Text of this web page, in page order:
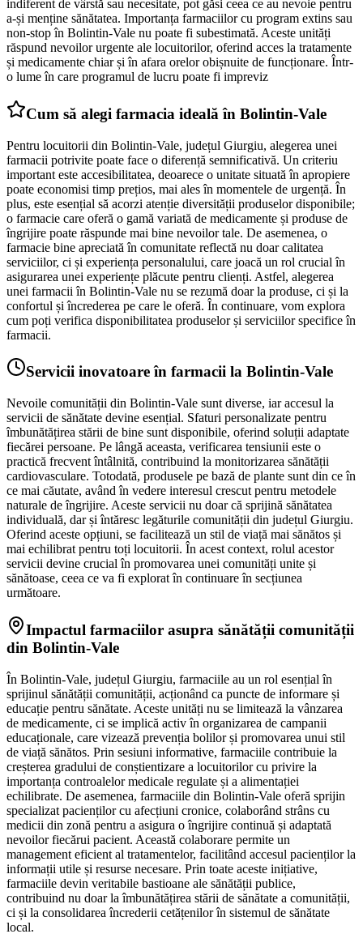
indiferent de vârstă sau necesitate, pot găsi ceea ce au nevoie pentru
a-și menține sănătatea. Importanța farmaciilor cu program extins sau
non-stop în Bolintin-Vale nu poate fi subestimată. Aceste unități
răspund nevoilor urgente ale locuitorilor, oferind acces la tratamente
și medicamente chiar și în afara orelor obișnuite de funcționare. Într-
o lume în care programul de lucru poate fi impreviz
Cum să alegi farmacia ideală în Bolintin-Vale
Pentru locuitorii din Bolintin-Vale, județul Giurgiu, alegerea unei
farmacii potrivite poate face o diferență semnificativă. Un criteriu
important este accesibilitatea, deoarece o unitate situată în apropiere
poate economisi timp prețios, mai ales în momentele de urgență. În
plus, este esențial să acorzi atenție diversității produselor disponibile;
o farmacie care oferă o gamă variată de medicamente și produse de
îngrijire poate răspunde mai bine nevoilor tale. De asemenea, o
farmacie bine apreciată în comunitate reflectă nu doar calitatea
serviciilor, ci și experiența personalului, care joacă un rol crucial în
asigurarea unei experiențe plăcute pentru clienți. Astfel, alegerea
unei farmacii în Bolintin-Vale nu se rezumă doar la produse, ci și la
confortul și încrederea pe care le oferă. În continuare, vom explora
cum poți verifica disponibilitatea produselor și serviciilor specifice în
farmacii.
Servicii inovatoare în farmacii la Bolintin-Vale
Nevoile comunității din Bolintin-Vale sunt diverse, iar accesul la
servicii de sănătate devine esențial. Sfaturi personalizate pentru
îmbunătățirea stării de bine sunt disponibile, oferind soluții adaptate
fiecărei persoane. Pe lângă aceasta, verificarea tensiunii este o
practică frecvent întâlnită, contribuind la monitorizarea sănătății
cardiovasculare. Totodată, produsele pe bază de plante sunt din ce în
ce mai căutate, având în vedere interesul crescut pentru metodele
naturale de îngrijire. Aceste servicii nu doar că sprijină sănătatea
individuală, dar și întăresc legăturile comunității din județul Giurgiu.
Oferind aceste opțiuni, se facilitează un stil de viață mai sănătos și
mai echilibrat pentru toți locuitorii. În acest context, rolul acestor
servicii devine crucial în promovarea unei comunități unite și
sănătoase, ceea ce va fi explorat în continuare în secțiunea
următoare.
Impactul farmaciilor asupra sănătății comunității
din Bolintin-Vale
În Bolintin-Vale, județul Giurgiu, farmaciile au un rol esențial în
sprijinul sănătății comunității, acționând ca puncte de informare și
educație pentru sănătate. Aceste unități nu se limitează la vânzarea
de medicamente, ci se implică activ în organizarea de campanii
educaționale, care vizează prevenția bolilor și promovarea unui stil
de viață sănătos. Prin sesiuni informative, farmaciile contribuie la
creșterea gradului de conștientizare a locuitorilor cu privire la
importanța controalelor medicale regulate și a alimentației
echilibrate. De asemenea, farmaciile din Bolintin-Vale oferă sprijin
specializat pacienților cu afecțiuni cronice, colaborând strâns cu
medicii din zonă pentru a asigura o îngrijire continuă și adaptată
nevoilor fiecărui pacient. Această colaborare permite un
management eficient al tratamentelor, facilitând accesul pacienților la
informații utile și resurse necesare. Prin toate aceste inițiative,
farmaciile devin veritabile bastioane ale sănătății publice,
contribuind nu doar la îmbunătățirea stării de sănătate a comunității,
ci și la consolidarea încrederii cetățenilor în sistemul de sănătate
local.